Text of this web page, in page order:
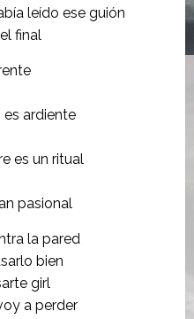
leído ese guión
final
es ardiente
es un ritual
pasional
la pared
bien
girl
a perder